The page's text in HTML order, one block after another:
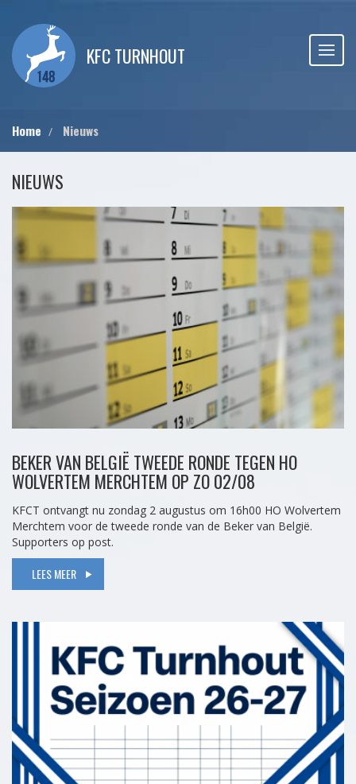
KFC TURNHOUT
Home Nieuws
NIEUWS
BEKER VAN BELGIË TWEEDE RONDE TEGEN HO
WOLVERTEM MERCHTEM OP ZO 02/08
KFCT ontvangt nu zondag 2 augustus om 16h00 HO Wolvertem
Merchtem voor de tweede ronde van de Beker van België.
Supporters op post.
LEES MEER